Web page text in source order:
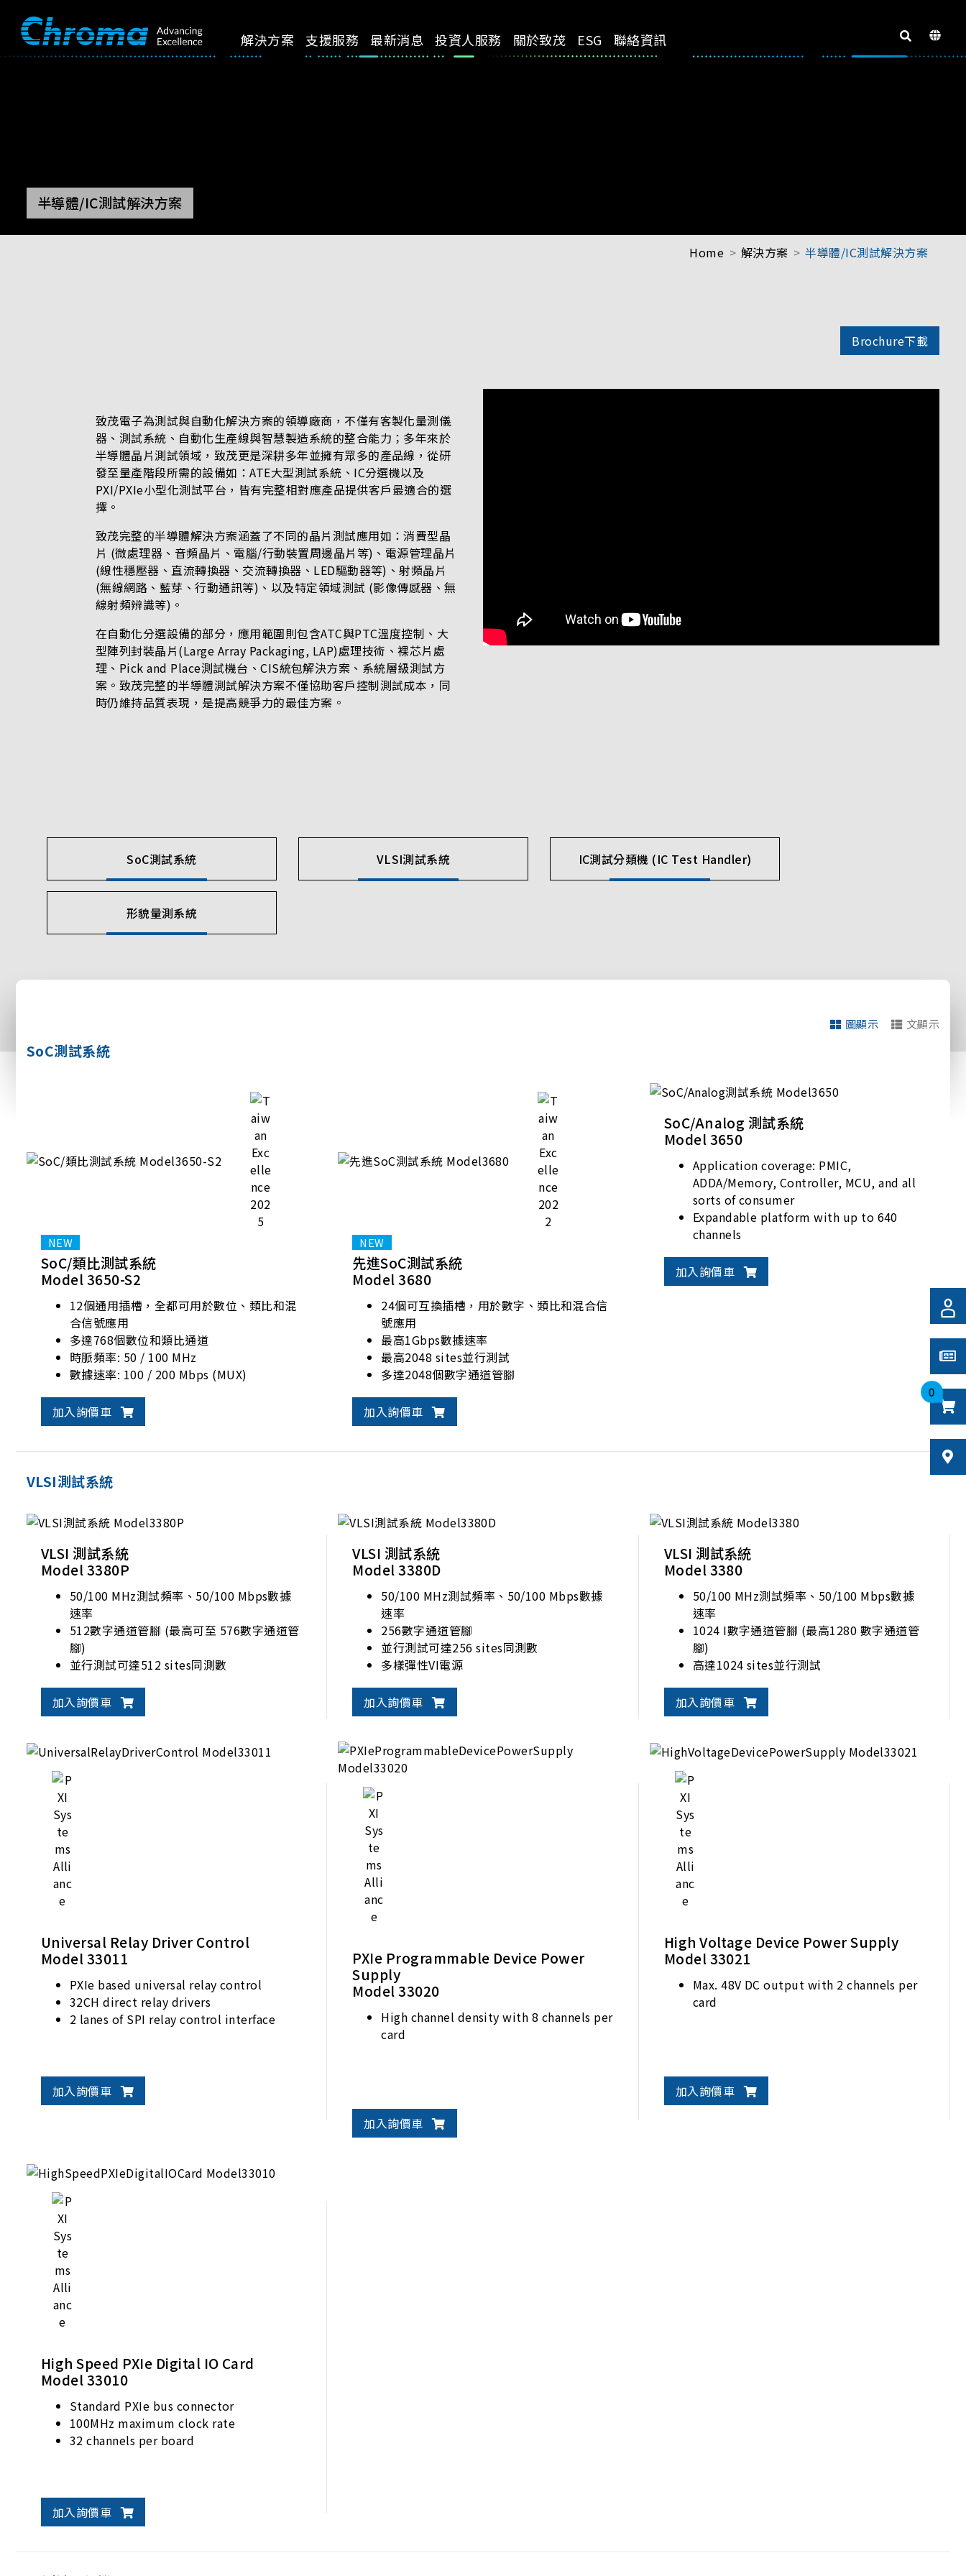
解決方案 支援服務 最新消息 投資人服務 關於致茂 ESG 聯絡資訊
0
半導體/IC測試解決方案
Home 解決方案 半導體/IC測試解決方案
Brochure下載
致茂電子為測試與自動化解決方案的領導廠商，不僅有客製化量測儀
器、測試系統、自動化生產線與智慧製造系統的整合能力；多年來於
半導體晶片測試領域，致茂更是深耕多年並擁有眾多的產品線，從研
發至量產階段所需的設備如：ATE大型測試系統、IC分選機以及
PXI/PXIe小型化測試平台，皆有完整相對應產品提供客戶最適合的選
擇。
致茂完整的半導體解決方案涵蓋了不同的晶片測試應用如：消費型晶
片 (微處理器、音頻晶片、電腦/行動裝置周邊晶片等)、電源管理晶片
(線性穩壓器、直流轉換器、交流轉換器、LED驅動器等)、射頻晶片
(無線網路、藍芽、行動通訊等)、以及特定領域測試 (影像傳感器、無
線射頻辨識等)。
在自動化分選設備的部分，應用範圍則包含ATC與PTC溫度控制、大
型陣列封裝晶片(Large Array Packaging, LAP)處理技術、裸芯片處
理、Pick and Place測試機台、CIS統包解決方案、系統層級測試方
案。致茂完整的半導體測試解決方案不僅協助客戶控制測試成本，同
時仍維持品質表現，是提高競爭力的最佳方案。
SoC測試系統 VLSI測試系統 IC測試分類機 (IC Test Handler)
形貌量測系統
圖顯示 文顯示
SoC測試系統
SoC/類比測試系統
Model 3650-S2
12個通用插槽，全都可用於數位、類比和混
合信號應用
多達768個數位和類比通道
時脈頻率: 50 / 100 MHz
數據速率: 100 / 200 Mbps (MUX)
加入詢價車
先進SoC測試系統
Model 3680
24個可互換插槽，用於數字、類比和混合信
號應用
最高1Gbps數據速率
最高2048 sites並行測試
多達2048個數字通道管腳
加入詢價車
SoC/Analog 測試系統
Model 3650
Application coverage: PMIC,
ADDA/Memory, Controller, MCU, and all
sorts of consumer
Expandable platform with up to 640
channels
(MUX) data rate
Varieties of high density options,
加入詢價車
VLSI測試系統
VLSI 測試系統
Model 3380P
50/100 MHz測試頻率、50/100 Mbps數據
速率
512數字通道管腳 (最高可至 576數字通道管
腳)
並行測試可達512 sites同測數
加入詢價車
VLSI 測試系統
Model 3380D
50/100 MHz測試頻率、50/100 Mbps數據
速率
256數字通道管腳
並行測試可達256 sites同測數
多樣彈性VI電源
加入詢價車
VLSI 測試系統
Model 3380
50/100 MHz測試頻率、50/100 Mbps數據
速率
1024 I數字通道管腳 (最高1280 數字通道管
腳)
高達1024 sites並行測試
加入詢價車
Universal Relay Driver Control
Model 33011
PXIe based universal relay control
32CH direct relay drivers
2 lanes of SPI relay control interface
加入詢價車
PXIe Programmable Device Power
Supply
Model 33020
High channel density with 8 channels per
card
加入詢價車
High Voltage Device Power Supply
Model 33021
Max. 48V DC output with 2 channels per
card
加入詢價車
High Speed PXIe Digital IO Card
Model 33010
Standard PXIe bus connector
100MHz maximum clock rate
32 channels per board
加入詢價車